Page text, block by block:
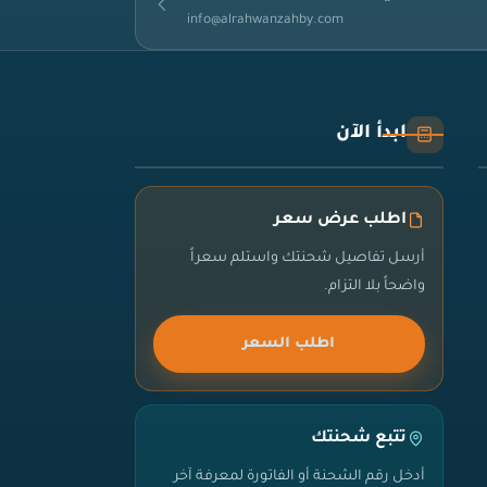
info@alrahwanzahby.com
ابدأ الآن
اطلب عرض سعر
أرسل تفاصيل شحنتك واستلم سعراً
واضحاً بلا التزام.
اطلب السعر
تتبع شحنتك
أدخل رقم الشحنة أو الفاتورة لمعرفة آخر